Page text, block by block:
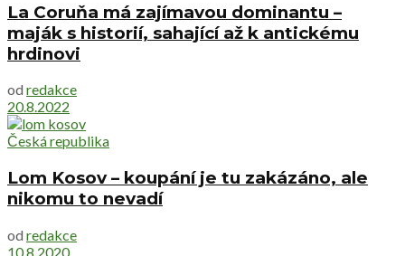
La Coruňa má zajímavou dominantu –
maják s historií, sahající až k antickému
hrdinovi
od redakce
20.8.2022
Česká republika
Lom Kosov – koupání je tu zakázáno, ale
nikomu to nevadí
od redakce
10.8.2020